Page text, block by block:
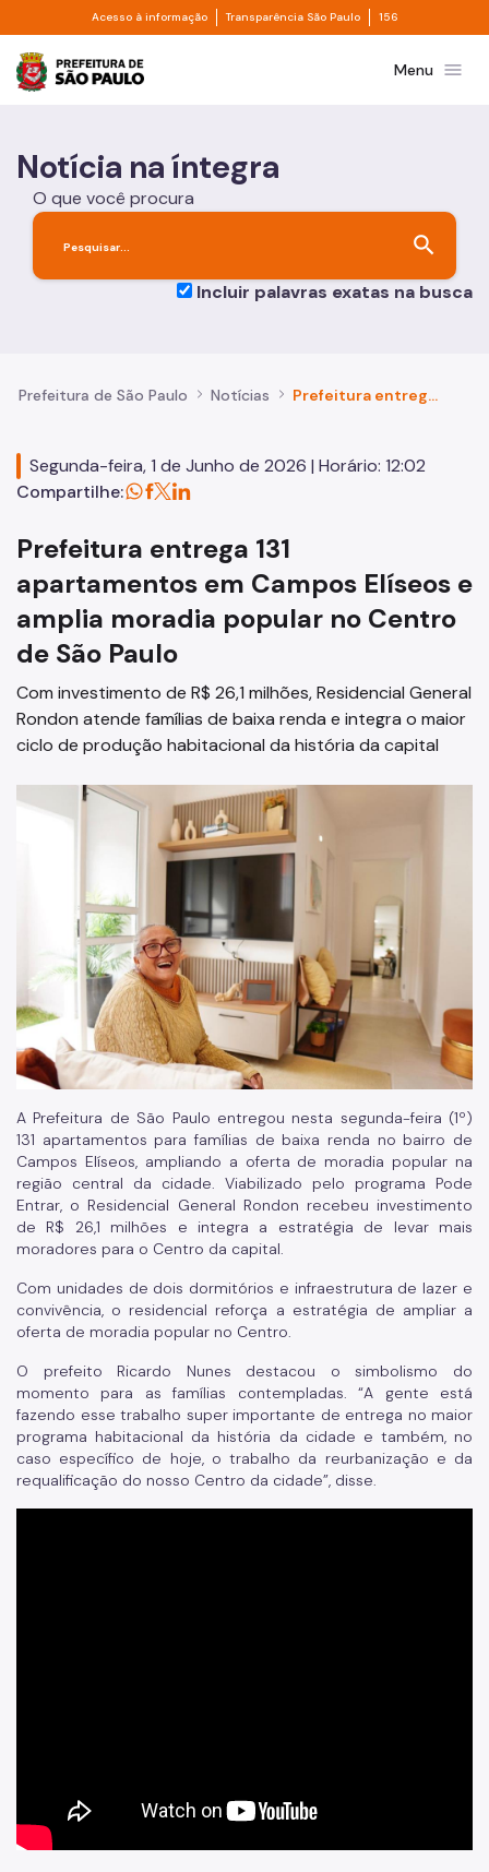
Pular para o Conteúdo principal
Acesso à informação Divisor de acesso à informação
Transparência São Paulo Divisor de
156
Prefeitura de São PauloMenu menu
Notícia na íntegra
O que você procura
search
Incluir palavras exatas na busca
Prefeitura de São Paulo Notícias Prefeitura entrega 131 apartamentos em Campos Elíseos e amplia moradia popular no Centro de São Paulo
Segunda-feira, 1 de Junho de 2026 | Horário: 12:02
Compartilhe:
Prefeitura entrega 131
apartamentos em Campos Elíseos e
amplia moradia popular no Centro
de São Paulo
Com investimento de R$ 26,1 milhões, Residencial General
Rondon atende famílias de baixa renda e integra o maior
ciclo de produção habitacional da história da capital
A Prefeitura de São Paulo entregou nesta segunda-feira (1º)
131 apartamentos para famílias de baixa renda no bairro de
Campos Elíseos, ampliando a oferta de moradia popular na
região central da cidade. Viabilizado pelo programa Pode
Entrar, o Residencial General Rondon recebeu investimento
de R$ 26,1 milhões e integra a estratégia de levar mais
moradores para o Centro da capital.
Com unidades de dois dormitórios e infraestrutura de lazer e
convivência, o residencial reforça a estratégia de ampliar a
oferta de moradia popular no Centro.
O prefeito Ricardo Nunes destacou o simbolismo do
momento para as famílias contempladas. “A gente está
fazendo esse trabalho super importante de entrega no maior
programa habitacional da história da cidade e também, no
caso específico de hoje, o trabalho da reurbanização e da
requalificação do nosso Centro da cidade”, disse.